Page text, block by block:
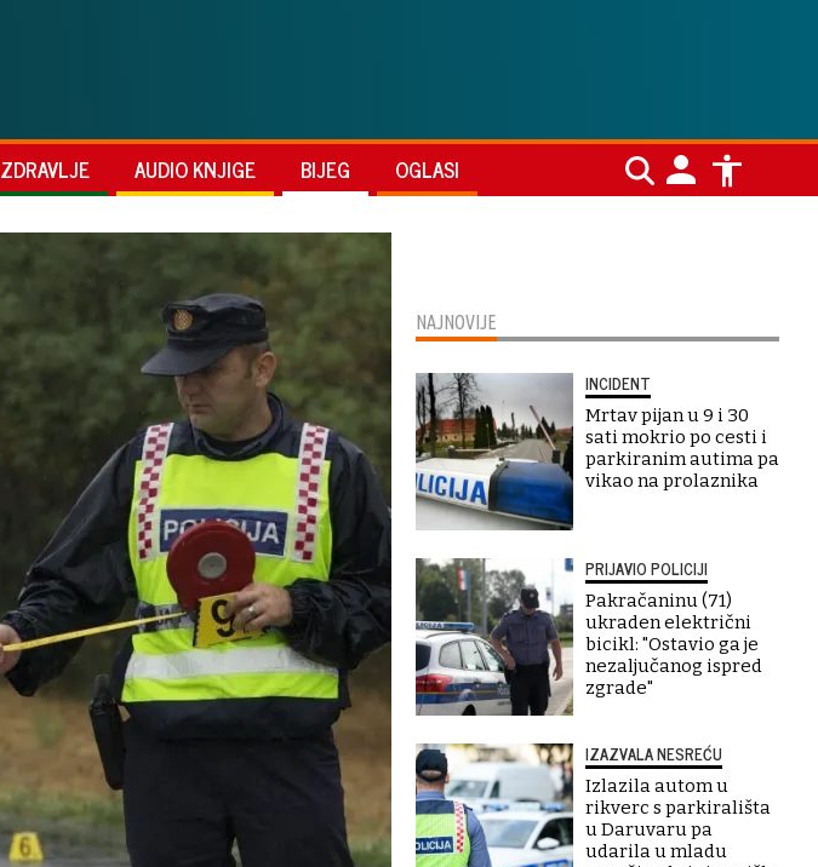
ZDRAVLJE AUDIO KNJIGE BIJEG OGLASI
NAJNOVIJE
INCIDENT
Mrtav pijan u 9 i 30
sati mokrio po cesti i
parkiranim autima pa
vikao na prolaznika
PRIJAVIO POLICIJI
Pakračaninu (71)
ukraden električni
bicikl: "Ostavio ga je
nezaljučanog ispred
zgrade"
IZAZVALA NESREĆU
Izlazila autom u
rikverc s parkirališta
u Daruvaru pa
udarila u mladu